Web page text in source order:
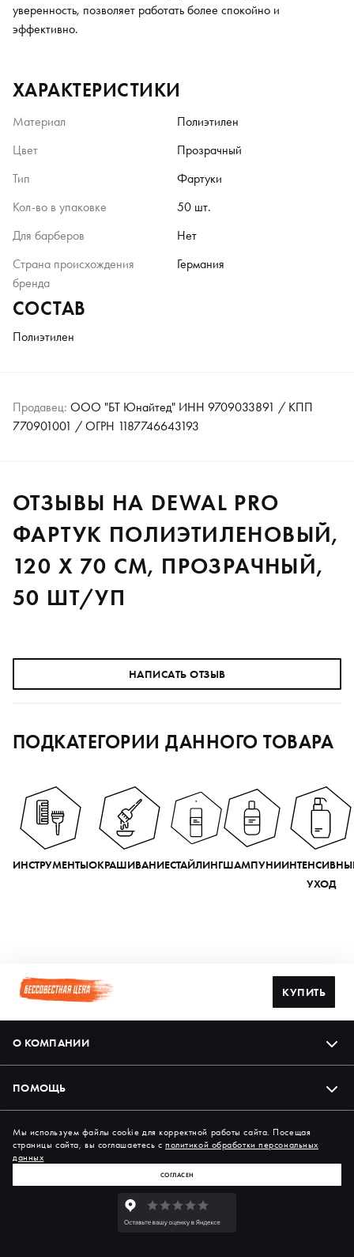
уверенность, позволяет работать более спокойно и
эффективно.
ХАРАКТЕРИСТИКИ
Материал
Полиэтилен
Цвет
Прозрачный
Тип
Фартуки
Кол-во в упаковке
50 шт.
Для барберов
Нет
Страна происхождения
бренда
Германия
СОСТАВ
Полиэтилен
Продавец: ООО "БТ Юнайтед" ИНН 9709033891 / КПП
770901001 / ОГРН 1187746643193
ОТЗЫВЫ НА DEWAL PRO
ФАРТУК ПОЛИЭТИЛЕНОВЫЙ,
120 Х 70 СМ, ПРОЗРАЧНЫЙ,
50 ШТ/УП
НАПИСАТЬ ОТЗЫВ
ПОДКАТЕГОРИИ ДАННОГО ТОВАРА
ИНСТРУМЕНТЫОКРАШИВАНИЕСТАЙЛИНГШАМПУНИ
УХОД
КУПИТЬ
О КОМПАНИИ
ПОМОЩЬ
Подпишись на нас в соцсетях
Мы используем файлы cookie для корректной работы сайта. Посещая
страницы сайта, вы соглашаетесь сполитикой обработки персональных
данных
СОГЛАСЕН